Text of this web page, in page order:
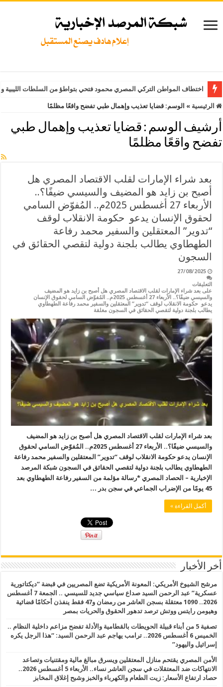
اختطاف المواطن التركي المصري محمود فتحي بتواطؤ من السلطات
الرئيسية » الوسم: قضايا تعذيب وإهمال طبي تفضح واقعًا مظلمًا
أرشيف الوسم : قضايا تعذيب وإهمال طبي
تفضح واقعًا مظلمًا
بعد شراء الإمارات لقلب الاقتصاد المصري هل
أصبح بن زايد هو المضيف والسيسي ضيفًا؟..
الأربعاء 27 أغسطس 2025م.. المُفوّض السامي
لحقوق الإنسان يدعو حكومة الانقلاب لوقف
“تدوير” المعتقلين والسفير محمد رفاعة
الطهطاوي يطالب بلجنة دولية لتقصي الحقائق في
السجون
27/08/2025
التعليقات
على بعد شراء الإمارات لقلب الاقتصاد المصري هل أصبح بن زايد هو المضيف
والسيسي ضيفًا؟.. الأربعاء 27 أغسطس 2025م.. المُفوّض السامي لحقوق الإنسان
يدعو حكومة الانقلاب لوقف “تدوير” المعتقلين والسفير محمد رفاعة الطهطاوي
يطالب بلجنة دولية لتقصي الحقائق في السجون مغلقة
بعد شراء الإمارات لقلب الاقتصاد المصري هل أصبح بن زايد هو المضيف
والسيسي ضيفًا؟.. الأربعاء 27 أغسطس 2025م.. المُفوّض السامي لحقوق
الإنسان يدعو حكومة الانقلاب لوقف “تدوير” المعتقلين والسفير محمد رفاعة
الطهطاوي يطالب بلجنة دولية لتقصي الحقائق في السجون شبكة المرصد
الإخبارية – الحصاد المصري *رسالة مؤلمة من السفير رفاعة الطهطاوي بعد
45 يومًا من الإضراب الجماعي في سجن بدر …
أكمل القراءة »
أخر الأخبار
مرشح الشيوخ الأمريكي: المعونة الأمريكية تضع المصريين في قبضة “ديكتاتورية
عسكرية” عبد الرحمن السيد صداع سياسي جديد للسيسي .. الجمعة 7 أغسطس
2026.. 1090 معتقلة بسجن العاشر من رمضان و47 فقط ينفذن أحكامًا قضائية
وهيومن رايتس ووتش ترصد تدهور الحقوق والحريات بمصر
تصفية 5 من أبناء قبيلة الحويطات بالقطامية والأدلة تفضح مزاعم داخلية النظام ..
الخميس 6 أغسطس 2026.. ترامب يهاجم عبد الرحمن السيد: “هذا الرجل يكره
إسرائيل واليهود”
الأمن المصري يقتحم منازل المعتقلين ويسرق مبالغ مالية ومقتنيات وتصاعد
الانتهاكات ضد المعتقلات في سجن العاشر نساء.. الأربعاء 5 أغسطس 2026..
حصاد ارتفاع الأسعار: زيت الطعام والكهرباء والخبز وشبح إغلاق المخابز